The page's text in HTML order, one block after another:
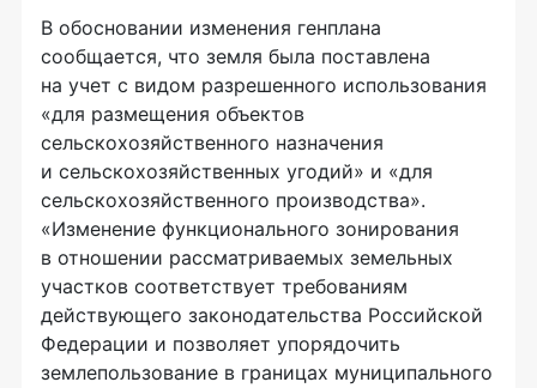
В обосновании изменения генплана
сообщается, что земля была поставлена
на учет с видом разрешенного использования
«для размещения объектов
сельскохозяйственного назначения
и сельскохозяйственных угодий» и «для
сельскохозяйственного производства».
«Изменение функционального зонирования
в отношении рассматриваемых земельных
участков соответствует требованиям
действующего законодательства Российской
Федерации и позволяет упорядочить
землепользование в границах муниципального